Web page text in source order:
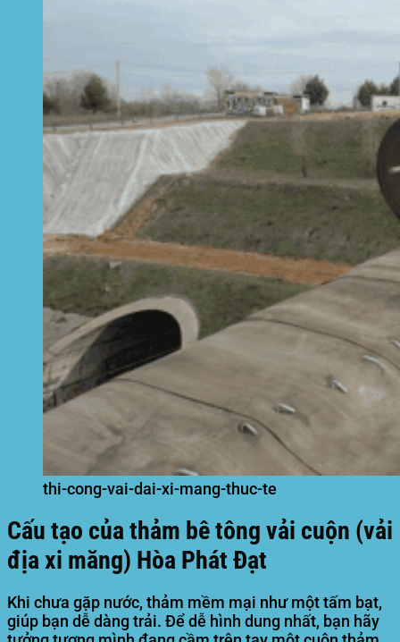
thi-cong-vai-dai-xi-mang-thuc-te
Cấu tạo của thảm bê tông vải cuộn (vải
địa xi măng) Hòa Phát Đạt
Khi chưa gặp nước, thảm mềm mại như một tấm bạt,
giúp bạn dễ dàng trải. Để dễ hình dung nhất, bạn hãy